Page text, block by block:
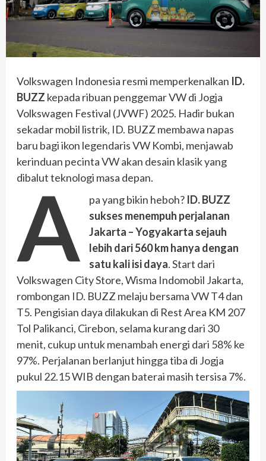
Volkswagen Indonesia resmi memperkenalkan ID.
BUZZ kepada ribuan penggemar VW di Jogja
Volkswagen Festival (JVWF) 2025. Hadir bukan
sekadar mobil listrik, ID. BUZZ membawa napas
baru bagi ikon legendaris VW Kombi, menjawab
kerinduan pecinta VW akan desain klasik yang
dibalut teknologi masa depan.
A pa yang bikin heboh? ID. BUZZ
sukses menempuh perjalanan
Jakarta – Yogyakarta sejauh
lebih dari 560 km hanya dengan
satu kali isi daya. Start dari
Volkswagen City Store, Wisma Indomobil Jakarta,
rombongan ID. BUZZ melaju bersama VW T4 dan
T5. Pengisian daya dilakukan di Rest Area KM 207
Tol Palikanci, Cirebon, selama kurang dari 30
menit, cukup untuk menambah energi dari 58% ke
97%. Perjalanan berlanjut hingga tiba di Jogja
pukul 22.15 WIB dengan baterai masih tersisa 7%.